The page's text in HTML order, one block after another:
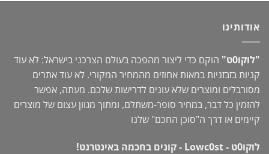
אודותינו
"לוקו0ט"
הוקם כדי ליצור מהפכה בעולם הצרכני בישראל: לא עוד
קניות בזבזניות במאות אחוזים מהמחיר המקורי. לא עוד אתרים
מסורבלים ומוצרים שלא עונים לדרישות שלכם. מעתה, אפשר
להזמין כל דבר, במחיר סופר-משתלם, ומתוך מגוון עצום של מוצרים
קיימים או דרך ה"סוכן החכם" שלנו
לוקו0ט - Lowc0st - קונים בחכמה באינטרנט!